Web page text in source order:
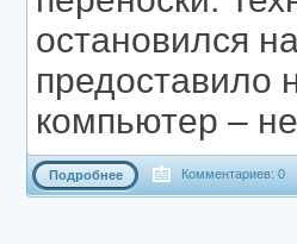
остановился
предоставило
компьютер –
Подробнее Комментариев: 0